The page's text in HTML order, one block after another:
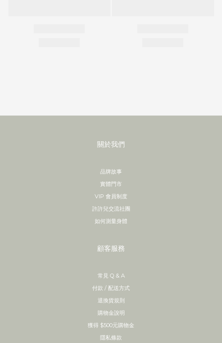
關於我們
品牌故事
實體門市
VIP 會員制度
許許兒交流社團
如何測量身體
顧客服務
常見 Q & A
付款 / 配送方式
退換貨規則
購物金說明
獲得 $500元購物金
隱私條款